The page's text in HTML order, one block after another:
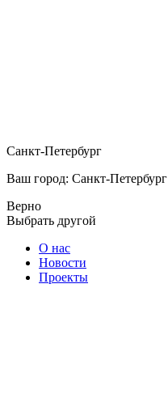
Санкт-Петербург
Ваш город: Санкт-Петербург
Верно
Выбрать другой
О нас
Новости
Проекты